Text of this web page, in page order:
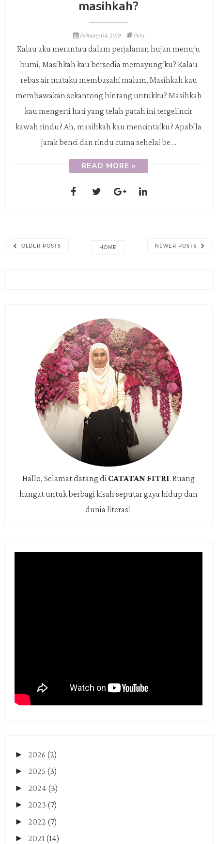
masihkah?
February 04, 2019 Puisi
Kalau aku merantau dalam perjalanan hujan menuju
bumi, Masihkah kau bersedia memayungiku? Kalau
rebas air mataku membasahi malam, Masihkah kau
membawakan sekantong bintang untukku? Masihkah
kau mengerti hati yang telah patah ini tergelincir
kawah rindu? Ah, masihkah kau mencintaiku? Apabila
jarak benci dan rindu cuma sehelai be ...
READ MORE »
OLDER POSTS HOME NEWER POSTS
Hallo, Selamat datang di CATATAN FITRI. Ruang
hangat untuk berbagi kisah seputar gaya hidup dan
dunia literasi.
► 2026 (2)
► 2025 (3)
► 2024 (3)
► 2023 (7)
► 2022 (7)
► 2021 (14)